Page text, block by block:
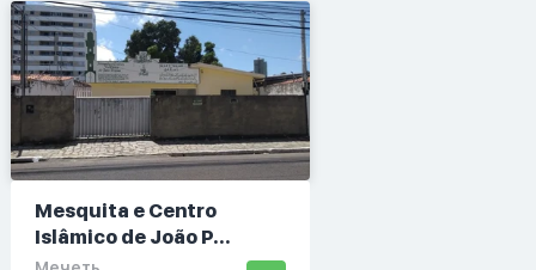
Mesquita e Centro
Islâmico de João P...